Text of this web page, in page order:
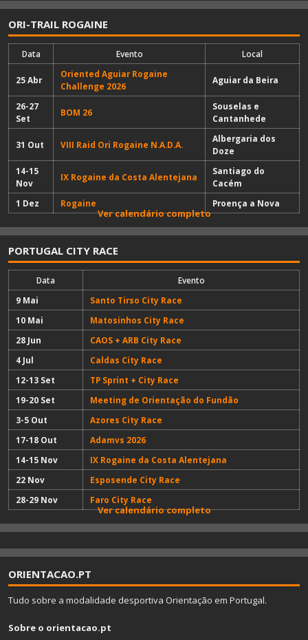
ORI-TRAIL ROGAINE
Data Evento Local
25 Abr
Oriented Aguiar Rogaine
Challenge 2026
Aguiar da Beira
26-27
Set
BOM 26
Souselas e
Cantanhede
31 Out VIII Raid Ori Rogaine N.A.D.A.
Albergaria dos
Doze
14-15
Nov
IX Rogaine da Costa Alentejana
Santiago do
Cacém
1 Dez
Rogaine Proença a Nova
Ver calendário completo
PORTUGAL CITY RACE
Data
Evento
9 Mai
Santo Tirso City Race
10 Mai
Matosinhos City Race
28 Jun
CAOS + ARB City Race
4 Jul
Caldas City Race
12-13 Set
TP Sprint + City Race
19-20 Set
Meeting de Orientação do Fundão
3-5 Out
Azores City Race
17-18 Out
Adamvs 2026
14-15 Nov
IX Rogaine da Costa Alentejana
22 Nov
Esposende City Race
28-29 Nov
Faro City Race
Ver calendário completo
ORIENTACAO.PT
Tudo sobre a modalidade desportiva Orientação em Portugal.
Sobre o orientacao.pt